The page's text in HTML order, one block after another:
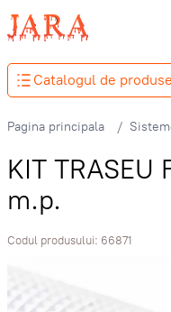
Catalogul de produse
Pagina principala
KIT
m.p.
Codul produsului: 66871